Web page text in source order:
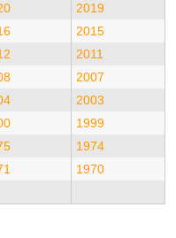
2019
2015
2011
2007
2003
1999
1974
1970